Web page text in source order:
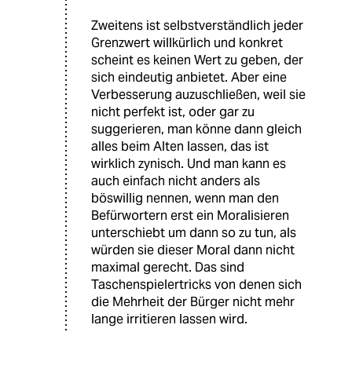
Zweitens ist selbstverständlich jeder
Grenzwert willkürlich und konkret
scheint es keinen Wert zu geben, der
sich eindeutig anbietet. Aber eine
Verbesserung auzuschließen, weil sie
nicht perfekt ist, oder gar zu
suggerieren, man könne dann gleich
alles beim Alten lassen, das ist
wirklich zynisch. Und man kann es
auch einfach nicht anders als
böswillig nennen, wenn man den
Befürwortern erst ein Moralisieren
unterschiebt um dann so zu tun, als
würden sie dieser Moral dann nicht
maximal gerecht. Das sind
Taschenspielertricks von denen sich
die Mehrheit der Bürger nicht mehr
lange irritieren lassen wird.